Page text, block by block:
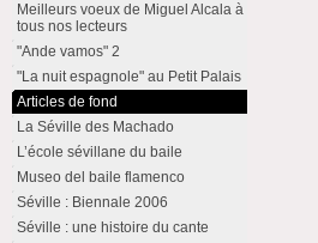
Meilleurs voeux de Miguel Alcala à
tous nos lecteurs
"Ande vamos" 2
"La nuit espagnole" au Petit Palais
Articles de fond
La Séville des Machado
L’école sévillane du baile
Museo del baile flamenco
Séville : Biennale 2006
Séville : une histoire du cante